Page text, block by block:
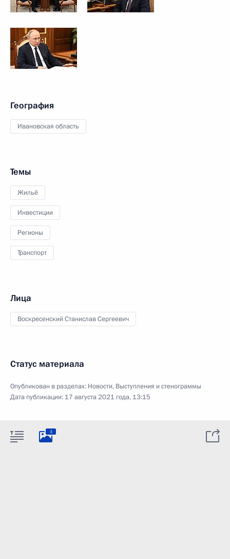
География
Ивановская область
Темы
Жильё
Инвестиции
Регионы
Транспорт
Лица
Воскресенский Станислав Сергеевич
Статус материала
Опубликован в разделах: Новости, Выступления и стенограммы
Дата публикации: 17 августа 2021 года, 13:15
3